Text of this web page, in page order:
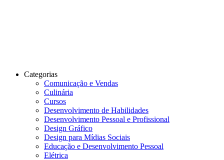
Categorias
Comunicação e Vendas
Culinária
Cursos
Desenvolvimento de Habilidades
Desenvolvimento Pessoal e Profissional
Design Gráfico
Design para Mídias Sociais
Educação e Desenvolvimento Pessoal
Elétrica